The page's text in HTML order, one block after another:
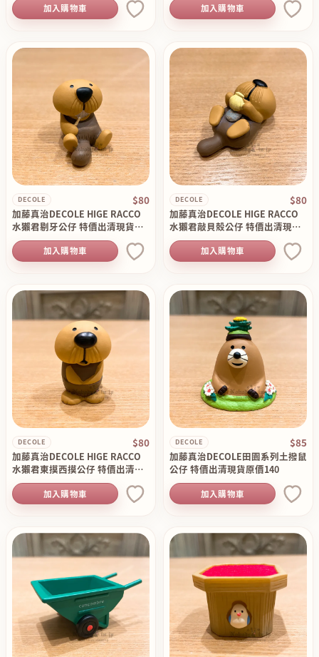
加入購物車 加入購物車
DECOLE $80
加藤真治DECOLE HIGE RACCO
水獺君剔牙公仔 特價出清現貨原
價120
加入購物車
DECOLE $80
加藤真治DECOLE HIGE RACCO
水獺君敲貝殼公仔 特價出清現貨
原價120
加入購物車
DECOLE $80
加藤真治DECOLE HIGE RACCO
水獺君東摸西摸公仔 特價出清現
貨原價120
加入購物車
DECOLE $85
加藤真治DECOLE田園系列土撥鼠
公仔 特價出清現貨原價140
加入購物車